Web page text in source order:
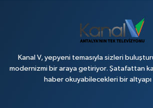
Kanal V, yepyeni temasıyla sizleri
modernizmi bir araya getiriyor. Şatafattan
haber okuyabilecekleri bir altyapı